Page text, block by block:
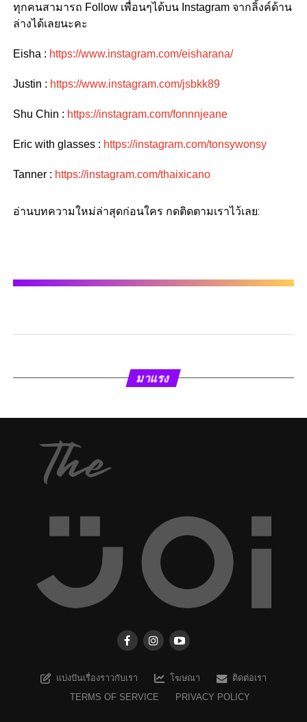
ทุกคนสามารถ Follow เพื่อนๆได้บน Instagram จากลิ้งค์ด้าน
ล่างได้เลยนะคะ
Eisha : https://www.instagram.com/eisharana/
Justin : https://www.instagram.com/jsbkk89
Shu Chin : https://instagram.com/fonnnjeane
Eric with glasses : https://instagram.com/tonsywonsy
Tanner : https://instagram.com/thaixicano
อ่านบทความใหม่ล่าสุดก่อนใคร กดติดตามเราไว้เลย:
มาแรง
แบ่งปันเรื่องราวกับเรา โฆษณา
ติดต่อเรา
TERMS OF SERVICE
PRIVACY POLICY